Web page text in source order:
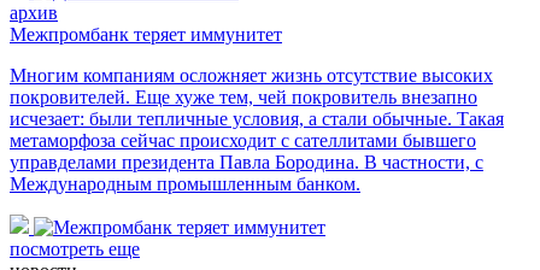
архив
Межпромбанк теряет иммунитет
Многим компаниям осложняет жизнь отсутствие высоких
покровителей. Еще хуже тем, чей покровитель внезапно
исчезает: были тепличные условия, а стали обычные. Такая
метаморфоза сейчас происходит с сателлитами бывшего
управделами президента Павла Бородина. В частности, с
Международным промышленным банком.
посмотреть еще